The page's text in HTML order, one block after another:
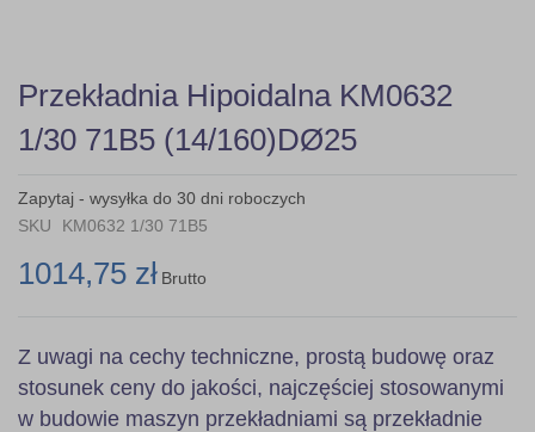
Skip
to
the
beginning
the
images
Przekładnia Hipoidalna KM0632
1/30 71B5 (14/160)DØ25
Zapytaj - wysyłka do 30 dni roboczych
SKU
KM0632 1/30 71B5
1014,75 zł Brutto
Z uwagi na cechy techniczne, prostą budowę oraz
stosunek ceny do jakości, najczęściej stosowanymi
w budowie maszyn przekładniami są przekładnie